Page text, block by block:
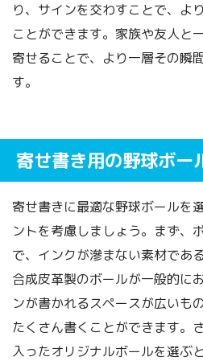
り、サインを交わすことで、よ
ことができます。家族や友人と
寄せることで、より一層その瞬
す。
寄せ書き用の野球ボー
寄せ書きに最適な野球ボールを
ントを考慮しましょう。まず、
で、インクが滲まない素材であ
合成皮革製のボールが一般的に
ンが書かれるスペースが広いも
たくさん書くことができます。
入ったオリジナルボールを選ぶ